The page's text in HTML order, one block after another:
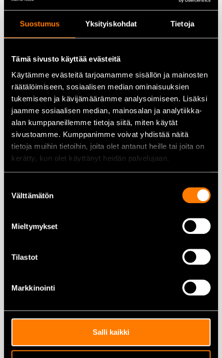
Suostumus Yksityiskohdat Tietoja
Tämä sivusto käyttää evästeitä
Käytämme evästeitä tarjoamamme sisällön ja mainosten
räätälöimiseen, sosiaalisen median ominaisuuksien
tukemiseen ja kävijämäärämme analysoimiseen. Lisäksi
jaamme sosiaalisen median, mainosalan ja analytiikka-
alan kumppaneillemme tietoja siitä, miten käytät
sivustoamme. Kumppanimme voivat yhdistää näitä
tietoja muihin tietoihin, joita olet antanut heille tai joita on
kerätty, kun olet käyttänyt heidän palvelujaan.
valinta
Välttämätön
Mieltymykset
Tilastot
Markkinointi
Salli kaikki
Lisää ostoskoriin Lisää ostoskoriin
Stihl Function turvasaapas
koko 44
115,00 €
Lisää ostoskoriin
koko 45
115,00€
Lisää ostoskoriin
koko 46
avohaalari L
Lisää ostoskoriin
avohaalari XS